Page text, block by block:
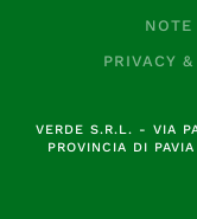
PRIVACY
VERDE S.R.L. - VIA
PROVINCIA DI